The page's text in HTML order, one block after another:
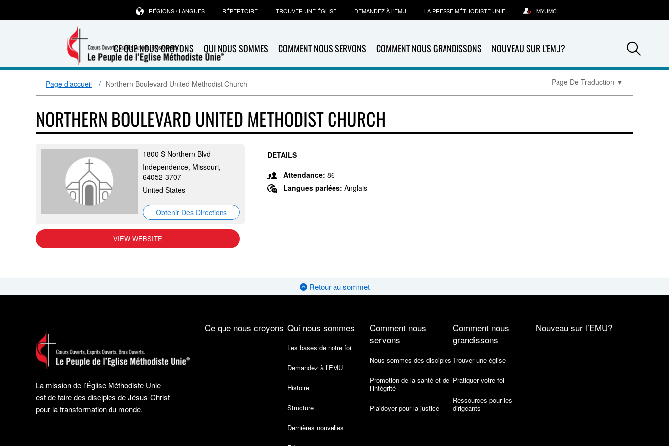
CE QUE NOUS CROYONS QUI NOUS SOMMES COMMENT NOUS SERVONS COMMENT NOUS GRANDISSONS NOUVEAU SUR L’EMU?
RÉGIONS / LANGUES RÉPERTOIRE TROUVER UNE ÉGLISE DEMANDEZ À L’EMU LA PRESSE MÉTHODISTE UNIE MYUMC
Page d’accueil Northern Boulevard United Methodist Church Page De Traduction ▼
NORTHERN BOULEVARD UNITED METHODIST CHURCH
1800 S Northern Blvd
Independence, Missouri,
64052-3707
United States
Obtenir Des Directions
VIEW WEBSITE
DETAILS
Attendance: 86
Langues parlées: Anglais
Retour au sommet
La mission de l’Église Méthodiste Unie
est de faire des disciples de Jésus-Christ
pour la transformation du monde.
Ce que nous croyons Qui nous sommes
Les bases de notre foi
Demandez à l’EMU
Histoire
Structure
Dernières nouvelles
Comment nous
servons
Nous sommes des disciples
Promotion de la santé et de
l’intégrité
Plaidoyer pour la justice
Comment nous
grandissons
Trouver une église
Pratiquer votre foi
Ressources pour les
dirigeants
Nouveau sur l’EMU?